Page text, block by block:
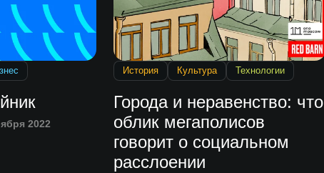
2022
История Культура Технологии
Города и неравенство: что
облик мегаполисов
говорит о социальном
расслоении